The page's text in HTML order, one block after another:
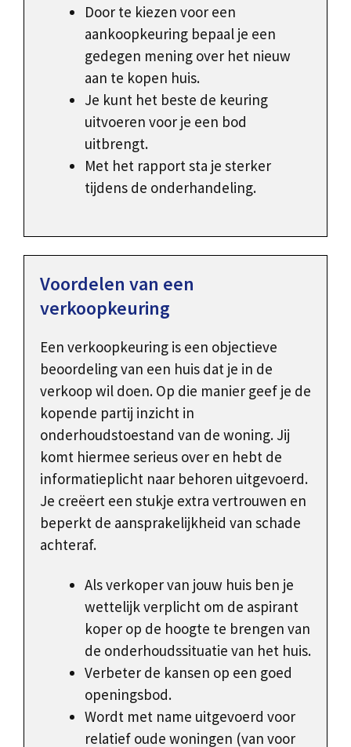
Door te kiezen voor een
aankoopkeuring bepaal je een
gedegen mening over het nieuw
aan te kopen huis.
Je kunt het beste de keuring
uitvoeren voor je een bod
uitbrengt.
Met het rapport sta je sterker
tijdens de onderhandeling.
Voordelen van een
verkoopkeuring
Een verkoopkeuring is een objectieve
beoordeling van een huis dat je in de
verkoop wil doen. Op die manier geef je de
kopende partij inzicht in
onderhoudstoestand van de woning. Jij
komt hiermee serieus over en hebt de
informatieplicht naar behoren uitgevoerd.
Je creëert een stukje extra vertrouwen en
beperkt de aansprakelijkheid van schade
achteraf.
Als verkoper van jouw huis ben je
wettelijk verplicht om de aspirant
koper op de hoogte te brengen van
de onderhoudssituatie van het huis.
Verbeter de kansen op een goed
openingsbod.
Wordt met name uitgevoerd voor
relatief oude woningen (van voor